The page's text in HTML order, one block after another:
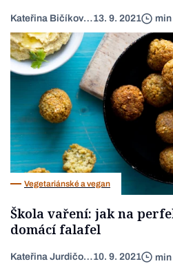
Kateřina Bičíková Harudová13. 9. 2021 min
Vegetariánské a vegan
Škola vaření: jak na
domácí falafel
Kateřina Jurdičová10. 9. 2021 min